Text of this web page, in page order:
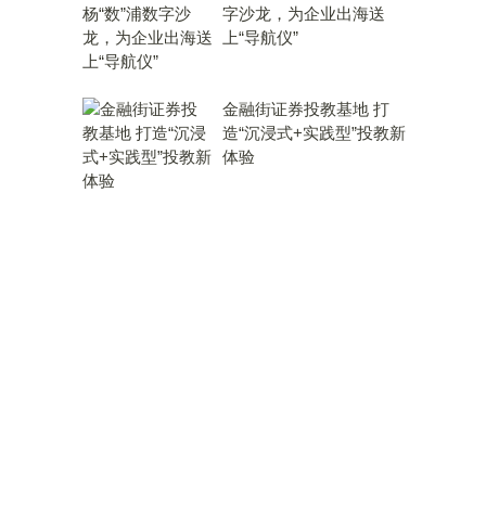
字沙龙，为企业出海送
上“导航仪”
金融街证券投教基地 打
造“沉浸式+实践型”投教新
体验